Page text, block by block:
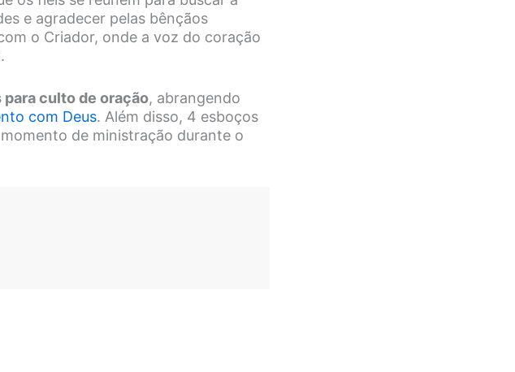
e agradecer pelas bênçãos
o Criador, onde a voz do coração
para culto de oração, abrangendo
com Deus. Além disso, 4 esboços
de ministração durante o